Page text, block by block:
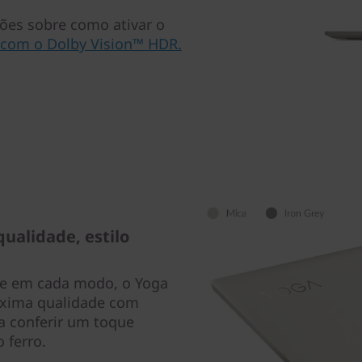
sobre como ativar o
o Dolby Vision™ HDR.
estilo
em cada modo, o Yoga
qualidade com
conferir um toque
ferro.